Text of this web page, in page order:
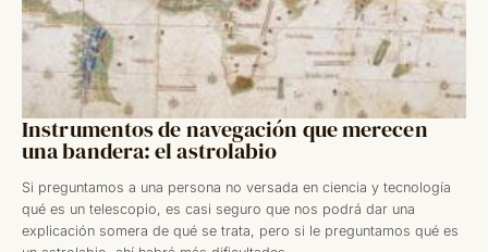
Instrumentos de navegación que merecen
una bandera: el astrolabio
Si preguntamos a una persona no versada en ciencia y tecnología
qué es un telescopio, es casi seguro que nos podrá dar una
explicación somera de qué se trata, pero si le preguntamos qué es